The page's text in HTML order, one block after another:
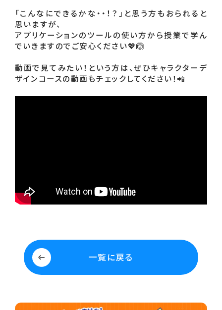
「こんなにできるかな・・！？」と思う方もおられると
思いますが、
アプリケーションのツールの使い方から授業で学ん
でいきますのでご安心ください💖🙆
動画で見てみたい！という方は、ぜひキャラクターデ
ザインコースの動画もチェックしてください！📲
一覧に戻る